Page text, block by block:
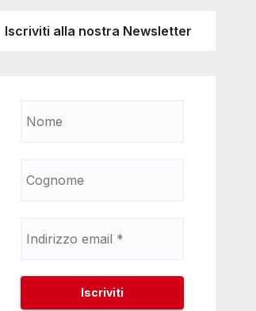
Iscriviti alla nostra Newsletter